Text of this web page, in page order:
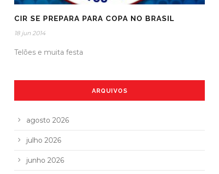
CIR SE PREPARA PARA COPA NO BRASIL
18 jun 2014
Telões e muita festa
ARQUIVOS
agosto 2026
julho 2026
junho 2026